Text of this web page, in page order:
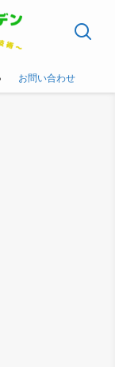
お問い合わせ